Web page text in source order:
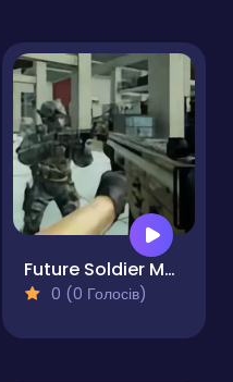
Future Soldier Multiplayer
0 (0 Голосів)